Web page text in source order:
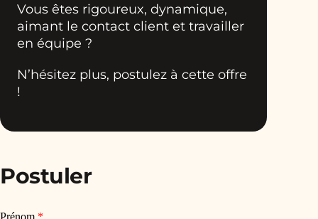
Vous êtes rigoureux, dynamique,
aimant le contact client et travailler
en équipe ?
N’hésitez plus, postulez à cette offre
!
Postuler